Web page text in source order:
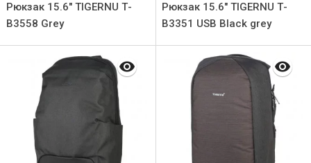
Рюкзак 15.6" TIGERNU Т-
В3558 Grey
Рюкзак 15.6" TIGERNU Т-
В3351 USB Black grey